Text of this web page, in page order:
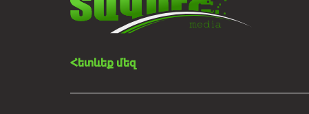
Հետևեք մեզ